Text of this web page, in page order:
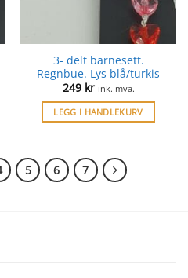
3- delt barnesett.
Regnbue. Lys blå/turkis
249 kr ink. mva.
LEGG I HANDLEKURV
5 6 7